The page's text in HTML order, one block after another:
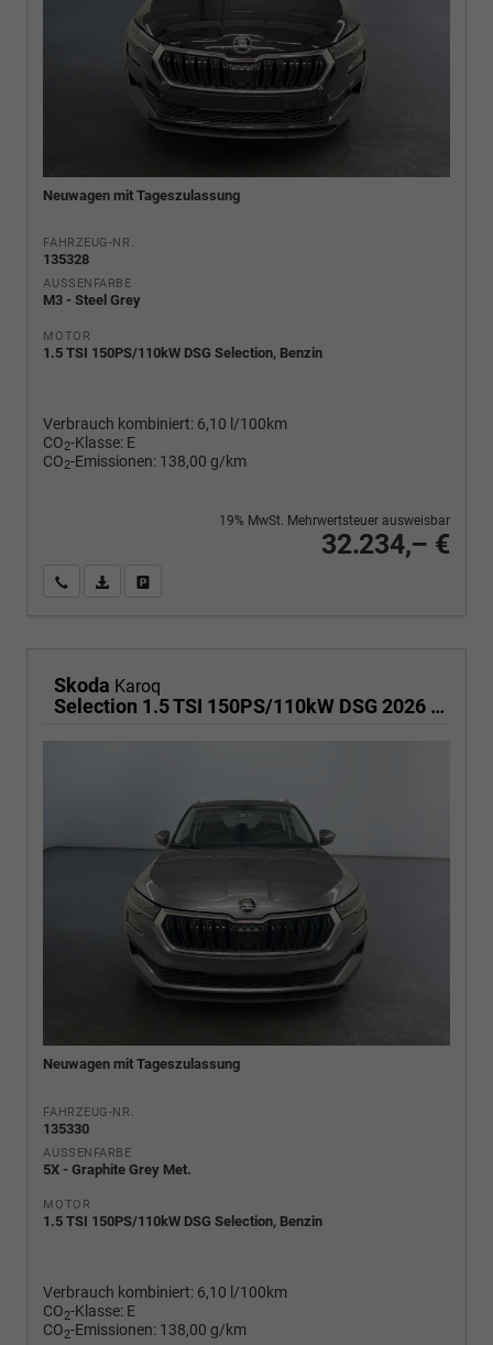
Neuwagen mit Tageszulassung
FAHRZEUG-NR.
135328
AUSSENFARBE
M3 - Steel Grey
MOTOR
1.5 TSI 150PS/110kW DSG Selection, Benzin
Verbrauch kombiniert: 6,10 l/100km
CO2-Klasse: E
CO2-Emissionen: 138,00 g/km
32.234,– €
19% MwSt. Mehrwertsteuer ausweisbar
Wir rufen Sie anPDF-Fahrzeugexposé drucken
Skoda Karoq
Selection 1.5 TSI 150PS/110kW DSG 2026 | +TravelAssist +RFK & Parksensoren +Var. Gepäckraumboden
Neuwagen mit Tageszulassung
FAHRZEUG-NR.
135330
AUSSENFARBE
5X - Graphite Grey Met.
MOTOR
1.5 TSI 150PS/110kW DSG Selection, Benzin
Verbrauch kombiniert: 6,10 l/100km
CO2-Klasse: E
CO2-Emissionen: 138,00 g/km